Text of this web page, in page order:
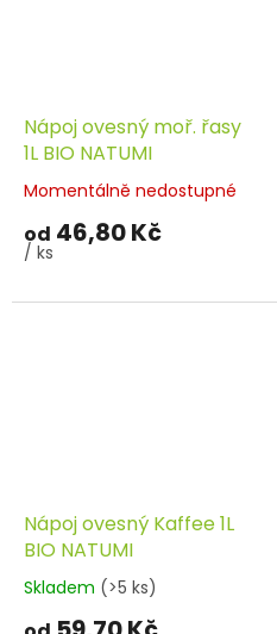
Nápoj ovesný moř. řasy
1L BIO NATUMI
Momentálně nedostupné
od 46,80 Kč
/ ks
Nápoj ovesný Kaffee 1L
BIO NATUMI
Skladem (>5 ks)